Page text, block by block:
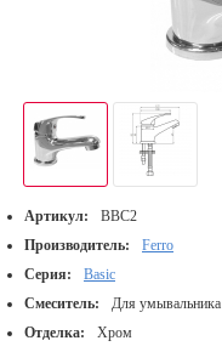
Артикул:
BBC2
Производитель:
Ferro
Серия:
Basic
Смеситель:
Для умывальника
Отделка:
Хром